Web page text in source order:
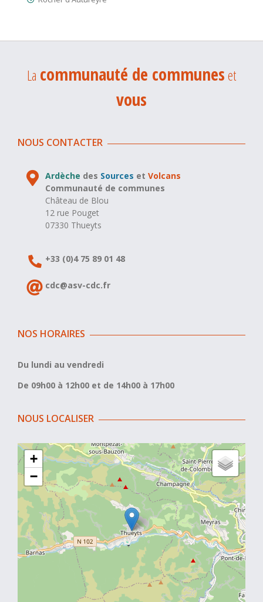
La communauté de communeset
vous
NOUS CONTACTER
Ardèche des Sources etVolcans
Communauté de communes
Château de Blou
12 rue Pouget
07330 Thueyts
+33 (0)4 75 89 01 48
cdc@asv-cdc.fr
NOS HORAIRES
Du lundi au vendredi
De 09h00 à 12h00 et de 14h00 à 17h00
NOUS LOCALISER
+
−